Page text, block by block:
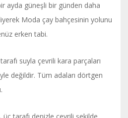
ayda güneşli bir günden daha
Moda çay bahçesinin yolunu
erken tabi.
suyla çevrili kara parçaları
değildir. Tüm adaları dörtgen